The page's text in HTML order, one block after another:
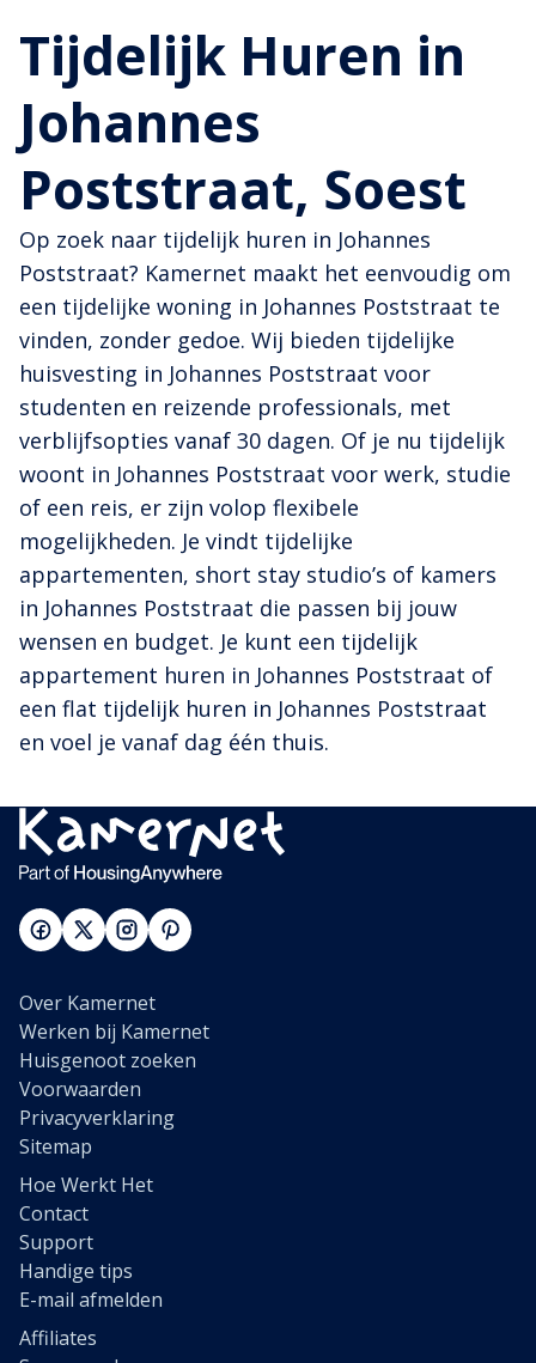
Tijdelijk Huren in
Johannes
Poststraat, Soest
Op zoek naar tijdelijk huren in Johannes
Poststraat? Kamernet maakt het eenvoudig om
een tijdelijke woning in Johannes Poststraat te
vinden, zonder gedoe. Wij bieden tijdelijke
huisvesting in Johannes Poststraat voor
studenten en reizende professionals, met
verblijfsopties vanaf 30 dagen. Of je nu tijdelijk
woont in Johannes Poststraat voor werk, studie
of een reis, er zijn volop flexibele
mogelijkheden. Je vindt tijdelijke
appartementen, short stay studio’s of kamers
in Johannes Poststraat die passen bij jouw
wensen en budget. Je kunt een tijdelijk
appartement huren in Johannes Poststraat of
een flat tijdelijk huren in Johannes Poststraat
en voel je vanaf dag één thuis.
Over Kamernet
Werken bij Kamernet
Huisgenoot zoeken
Voorwaarden
Privacyverklaring
Sitemap
Hoe Werkt Het
Contact
Support
Handige tips
E-mail afmelden
Affiliates